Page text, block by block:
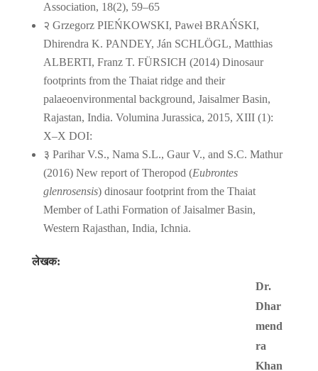
Association, 18(2), 59–65
२ Grzegorz PIEŃKOWSKI, Paweł BRAŃSKI,
Dhirendra K. PANDEY, Ján SCHLÖGL, Matthias
ALBERTI, Franz T. FÜRSICH (2014) Dinosaur
footprints from the Thaiat ridge and their
palaeoenvironmental background, Jaisalmer Basin,
Rajastan, India. Volumina Jurassica, 2015, XIII (1):
X–X DOI:
३ Parihar V.S., Nama S.L., Gaur V., and S.C. Mathur
(2016) New report of Theropod (Eubrontes
glenrosensis) dinosaur footprint from the Thaiat
Member of Lathi Formation of Jaisalmer Basin,
Western Rajasthan, India, Ichnia.
लेखक:
Dr.
Dhar
mend
ra
Khan